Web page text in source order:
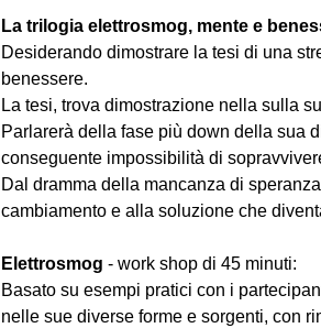
La trilogia elettrosmog, mente e
Desiderando dimostrare la tesi di una
benessere.
La tesi, trova dimostrazione nella sulla
Parlarerà della fase più down della sua
conseguente impossibilità di
Dal dramma della mancanza di
cambiamento e alla soluzione che
Elettrosmog - work shop di 45 minuti:
Basato su esempi pratici con i
nelle sue diverse forme e sorgenti, con